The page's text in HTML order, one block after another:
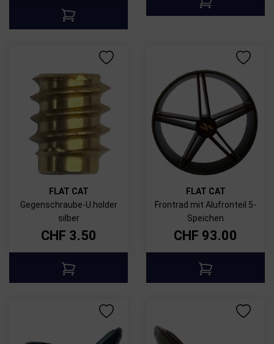
FLAT CAT
Gegenschraube-U.holder
silber
CHF 3.50
FLAT CAT
Frontrad mit Alufronteil 5-
Speichen
CHF 93.00